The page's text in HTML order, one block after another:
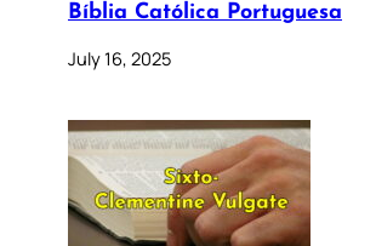
Bíblia Católica Portuguesa
July 16, 2025